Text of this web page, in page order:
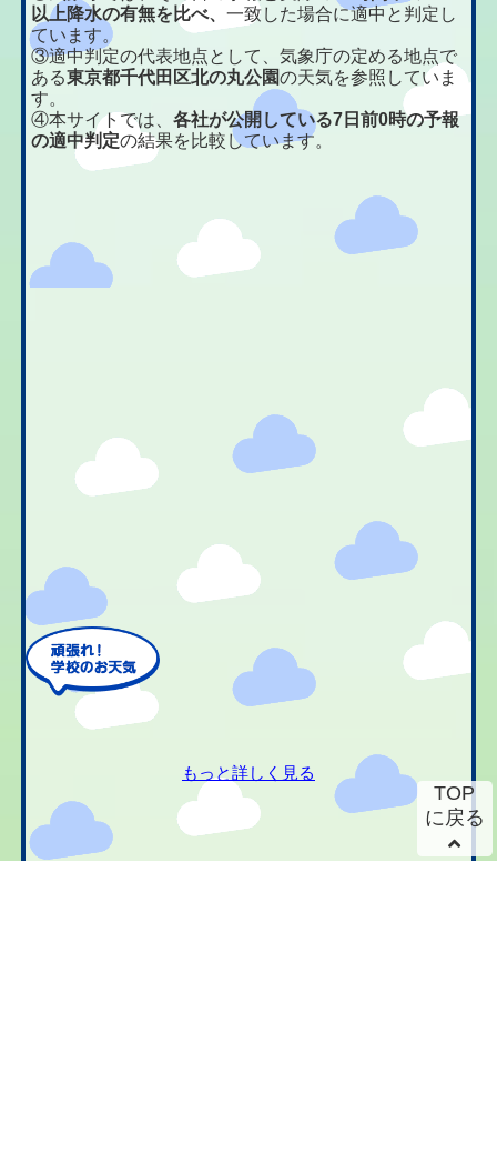
以上降水の有無を比べ、一致した場合に適中と判定し
ています。
③適中判定の代表地点として、気象庁の定める地点で
ある東京都千代田区北の丸公園の天気を参照していま
す。
④本サイトでは、各社が公開している7日前0時の予報
の適中判定の結果を比較しています。
もっと詳しく見る
TOP
に戻る